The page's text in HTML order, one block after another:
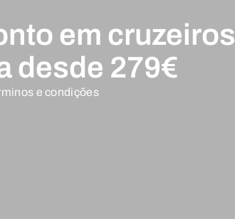
em cruzeiros
desde 279€
e condições